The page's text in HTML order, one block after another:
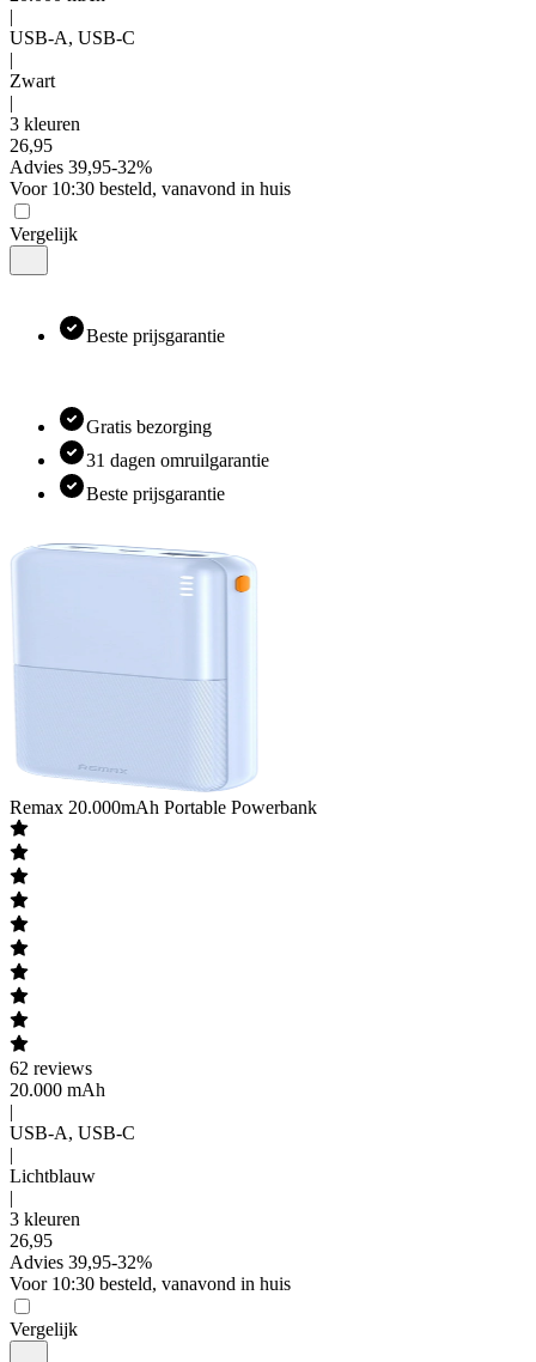
|
USB-A, USB-C
|
Zwart
|
3 kleuren
26,95
Advies 39,95-32%
Voor 10:30 besteld, vanavond in huis
Vergelijk
Beste prijsgarantie
Gratis bezorging
31 dagen omruilgarantie
Beste prijsgarantie
Remax 20.000mAh Portable Powerbank
62 reviews
20.000 mAh
|
USB-A, USB-C
|
Lichtblauw
|
3 kleuren
26,95
Advies 39,95-32%
Voor 10:30 besteld, vanavond in huis
Vergelijk